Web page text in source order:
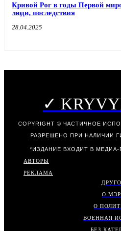
Кривой Рог в годы Первой
люди, последствия
28.04.2025
✓
COPYRIGHT © ЧАСТИЧНОЕ
РАЗРЕШЕНО ПРИ НАЛИЧИИ
*ИЗДАНИЕ ВХОДИТ В МЕДИА-
АВТОРЫ
РЕКЛАМА
О
О
ВОЕННАЯ
БЕЗ